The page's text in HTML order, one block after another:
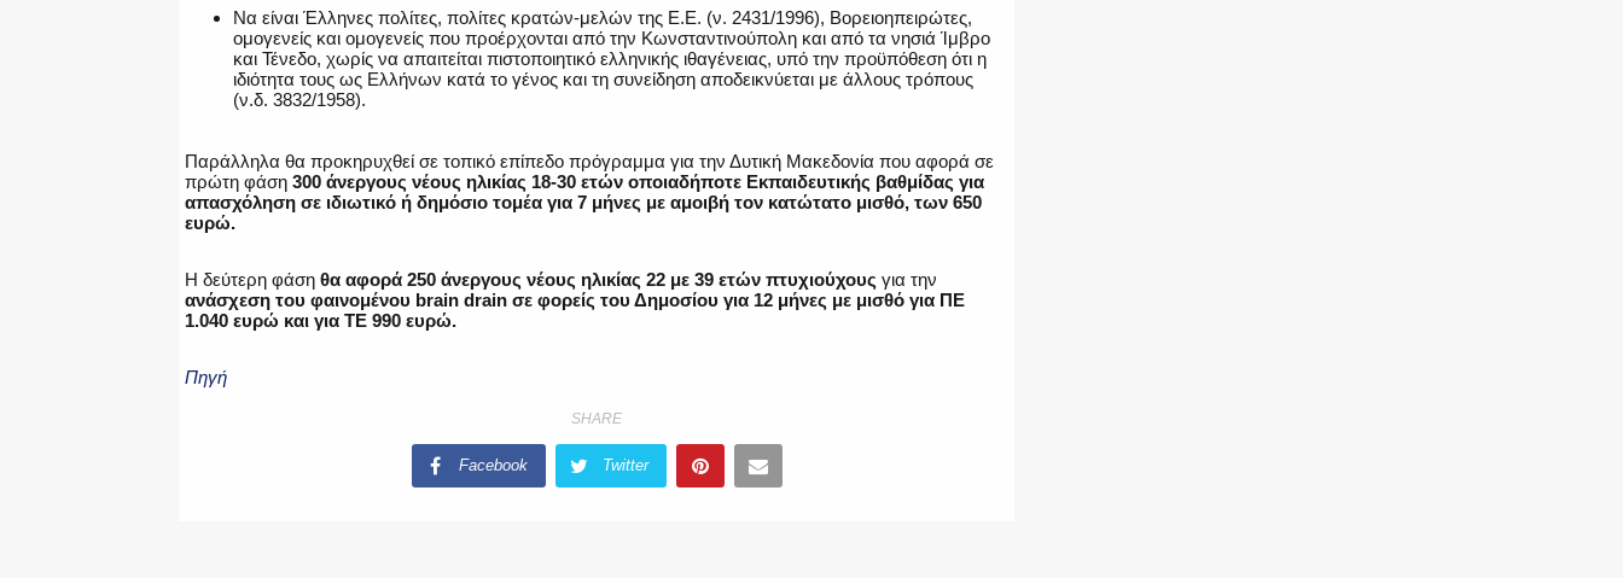
Να είναι Έλληνες πολίτες, πολίτες κρατών-μελών της Ε.Ε. (ν. 2431/1996), Βορειοηπειρώτες,
ομογενείς και ομογενείς που προέρχονται από την Κωνσταντινούπολη και από τα νησιά Ίμβρο
και Τένεδο, χωρίς να απαιτείται πιστοποιητικό ελληνικής ιθαγένειας, υπό την προϋπόθεση ότι η
ιδιότητα τους ως Ελλήνων κατά το γένος και τη συνείδηση αποδεικνύεται με άλλους τρόπους
(ν.δ. 3832/1958).
Παράλληλα θα προκηρυχθεί σε τοπικό επίπεδο πρόγραμμα για την Δυτική Μακεδονία που αφορά σε
πρώτη φάση 300 άνεργους νέους ηλικίας 18-30 ετών οποιαδήποτε Εκπαιδευτικής βαθμίδας για
απασχόληση σε ιδιωτικό ή δημόσιο τομέα για 7 μήνες με αμοιβή τον κατώτατο μισθό, των 650
ευρώ.
Η δεύτερη φάση θα αφορά 250 άνεργους νέους ηλικίας 22 με 39 ετών πτυχιούχους για την
ανάσχεση του φαινομένου brain drain σε φορείς του Δημοσίου για 12 μήνες με μισθό για ΠΕ
1.040 ευρώ και για ΤΕ 990 ευρώ.
Πηγή
SHARE
Facebook Twitter